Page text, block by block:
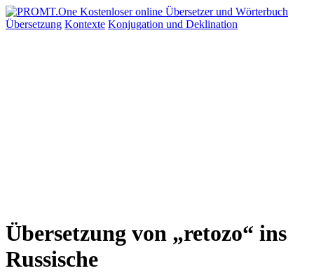
Übersetzung Kontexte Konjugation und Deklination
Übersetzung von „retozo“ ins
Russische